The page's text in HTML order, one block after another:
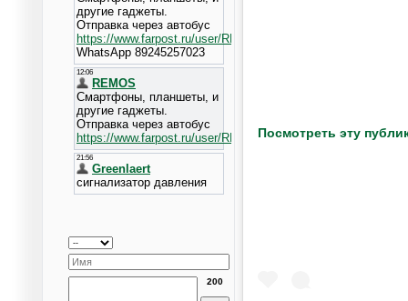
200
Посмотреть эту